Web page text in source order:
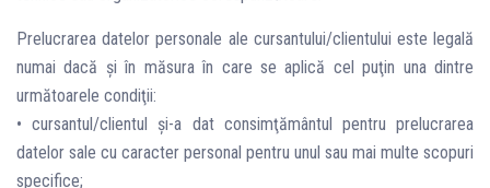
Prelucrarea datelor personale ale cursantului/clientului este legală
numai dacă şi în măsura în care se aplică cel puţin una dintre
următoarele condiţii:
• cursantul/clientul şi-a dat consimţământul pentru prelucrarea
datelor sale cu caracter personal pentru unul sau mai multe scopuri
specifice;